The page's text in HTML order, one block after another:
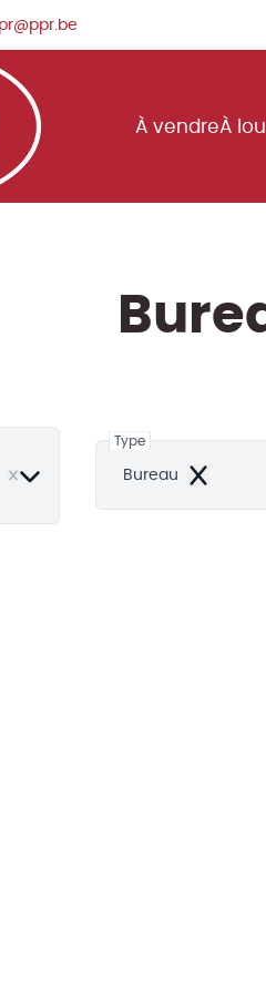
À vendreÀ
Type
Bureau
Remove